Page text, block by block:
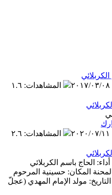
٢٠١٧/٠٣/٠٨ المشاهدات: ١.٦
٢٠٢٠/٠٧/١١ المشاهدات: ٢.٦
الحاج باسم الكربلائي
المكان: حسينية المرحوم
التاريخ: مولد الإمام المهدي (عجلّ